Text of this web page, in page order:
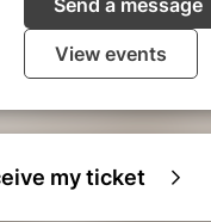
Send a message
View events
my ticket